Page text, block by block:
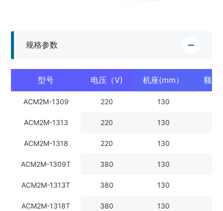
规格参数
型号 电压（V) 机座(mm） 额定
ACM2M-1309 220 130
ACM2M-1313 220 130
ACM2M-1318 220 130
ACM2M-1309T 380 130
ACM2M-1313T 380 130
ACM2M-1318T 380 130